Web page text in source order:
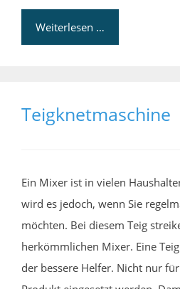
Weiterlesen …
Teigknetmaschine
Ein Mixer ist in vielen
wird es jedoch, wenn Sie
möchten. Bei diesem Teig
herkömmlichen Mixer. Eine
der bessere Helfer. Nicht nur